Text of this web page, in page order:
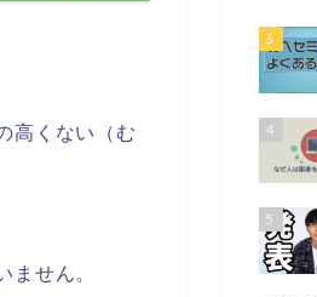
高くない（む
ません。
3
4
5